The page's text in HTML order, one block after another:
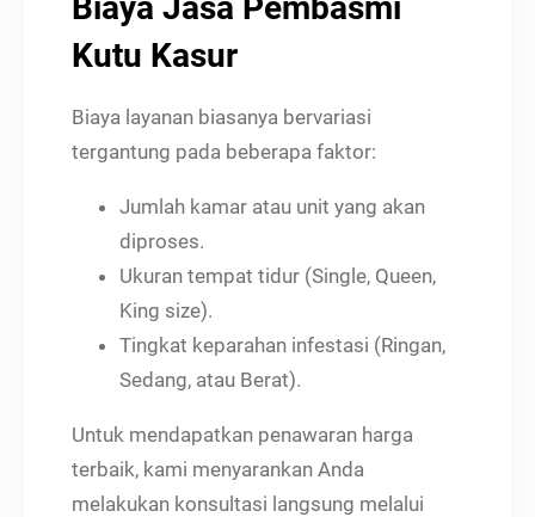
Kutu Kasur
Biaya layanan biasanya bervariasi
tergantung pada beberapa faktor:
Jumlah kamar atau unit yang akan
diproses.
Ukuran tempat tidur (Single, Queen,
King size).
Tingkat keparahan infestasi (Ringan,
Sedang, atau Berat).
Untuk mendapatkan penawaran harga
terbaik, kami menyarankan Anda
melakukan konsultasi langsung melalui